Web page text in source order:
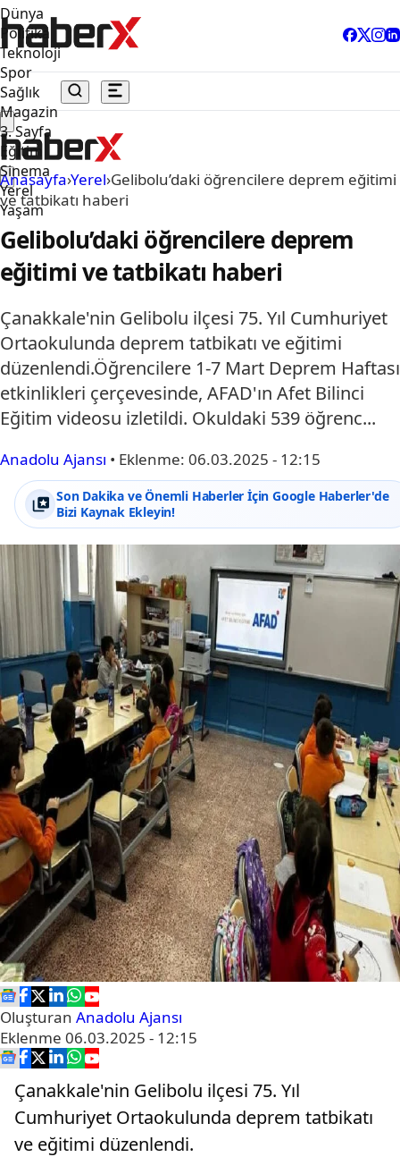
Dünya
Politika
Teknoloji
Spor
Sağlık
Magazin
3. Sayfa
Eğitim
Sinema
Yerel
Yaşam
Anasayfa›Yerel›Gelibolu’daki öğrencilere deprem eğitimi
ve tatbikatı haberi
Gelibolu’daki öğrencilere deprem
eğitimi ve tatbikatı haberi
Çanakkale'nin Gelibolu ilçesi 75. Yıl Cumhuriyet
Ortaokulunda deprem tatbikatı ve eğitimi
düzenlendi.Öğrencilere 1-7 Mart Deprem Haftası
etkinlikleri çerçevesinde, AFAD'ın Afet Bilinci
Eğitim videosu izletildi. Okuldaki 539 öğrenc...
Anadolu Ajansı • Eklenme: 06.03.2025 - 12:15
Son Dakika ve Önemli Haberler İçin Google Haberler'de
Bizi Kaynak Ekleyin!
Oluşturan Anadolu Ajansı
Eklenme 06.03.2025 - 12:15
Çanakkale'nin Gelibolu ilçesi 75. Yıl
Cumhuriyet Ortaokulunda deprem tatbikatı
ve eğitimi düzenlendi.